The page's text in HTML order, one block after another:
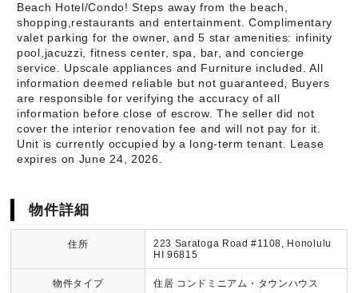
Beach Hotel/Condo! Steps away from the beach,
shopping,restaurants and entertainment. Complimentary
valet parking for the owner, and 5 star amenities: infinity
pool,jacuzzi, fitness center, spa, bar, and concierge
service. Upscale appliances and Furniture included. All
information deemed reliable but not guaranteed, Buyers
are responsible for verifying the accuracy of all
information before close of escrow. The seller did not
cover the interior renovation fee and will not pay for it.
Unit is currently occupied by a long-term tenant. Lease
expires on June 24, 2026.
物件詳細
住所
223 Saratoga Road #1108, Honolulu
HI 96815
物件タイプ 住居 コンドミニアム・タウンハウス